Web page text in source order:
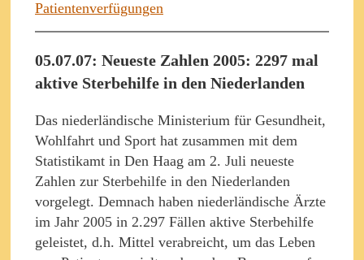
Patientenverfügungen
05.07.07: Neueste Zahlen 2005: 2297 mal
aktive Sterbehilfe in den Niederlanden
Das niederländische Ministerium für Gesundheit,
Wohlfahrt und Sport hat zusammen mit dem
Statistikamt in Den Haag am 2. Juli neueste
Zahlen zur Sterbehilfe in den Niederlanden
vorgelegt. Demnach haben niederländische Ärzte
im Jahr 2005 in 2.297 Fällen aktive Sterbehilfe
geleistet, d.h. Mittel verabreicht, um das Leben